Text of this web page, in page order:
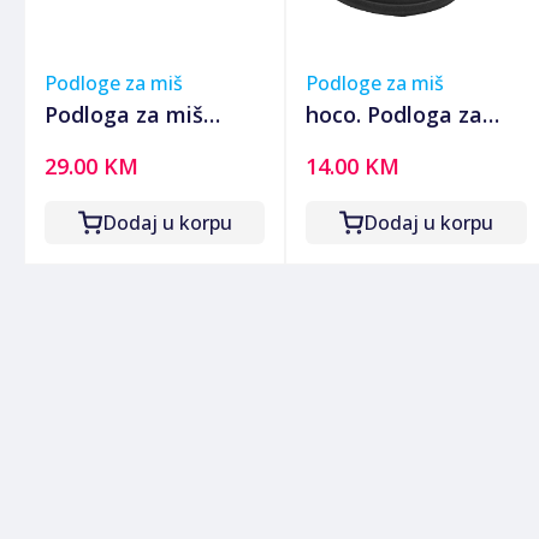
Podloge za miš
Podloga za miš
Soft Productivity
Mouse Mat - FRML
29.00 KM
Dodaj u korpu
Podloge za miš
hoco. Podloga za
naslonjačem za ruku
- GM30 Polar Fox
14.00 KM
Dodaj u korpu